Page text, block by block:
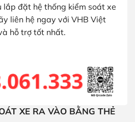
lắp đặt hệ thống kiểm soát xe
liên hệ ngay với VHB Việt
hỗ trợ tốt nhất.
XE RA VÀO BẰNG THẺ